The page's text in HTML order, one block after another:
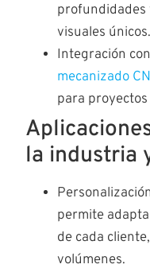
profundidades
visuales únicos.
Integración con
mecanizado
para
la industria
permite
de cada
volúmenes.